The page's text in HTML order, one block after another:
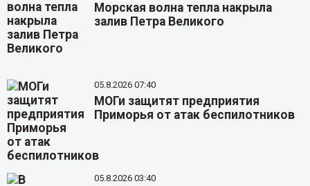
Морская волна тепла накрыла
залив Петра Великого
05.8.2026 07:40
МОГи защитят предприятия
Приморья от атак беспилотников
05.8.2026 03:40